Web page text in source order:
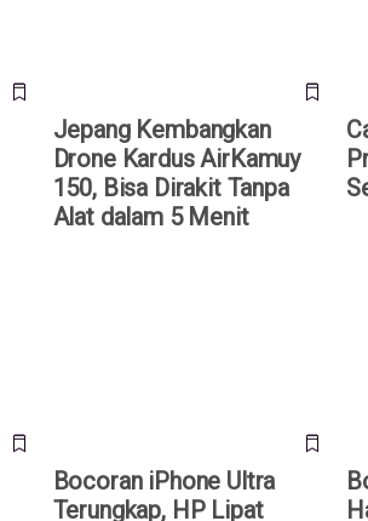
Jepang Kembangkan
Drone Kardus AirKamuy
150, Bisa Dirakit Tanpa
Alat dalam 5 Menit
Bocoran iPhone Ultra
Terungkap, HP Lipat